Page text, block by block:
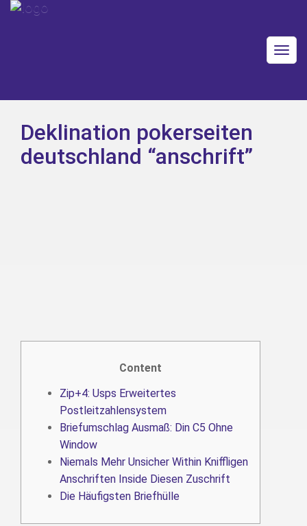
Deklination pokerseiten
deutschland “anschrift”
Content
Zip+4: Usps Erweitertes
Postleitzahlensystem
Briefumschlag Ausmaß: Din C5 Ohne
Window
Niemals Mehr Unsicher Within Kniffligen
Anschriften Inside Diesen Zuschrift
Die Häufigsten Briefhülle